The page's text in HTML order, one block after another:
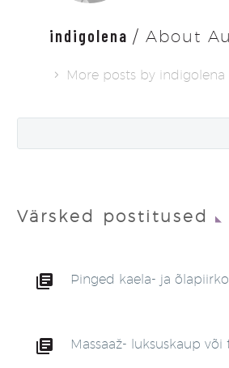
indigolena / About
More posts by indigolena
Värsked postitused
Pinged kaela- ja
Massaaž- luksuskaup või